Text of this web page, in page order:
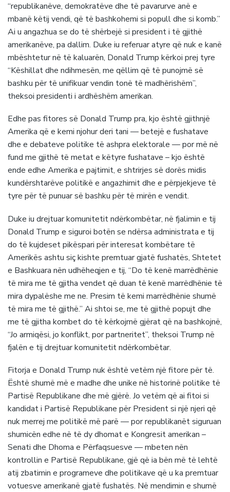
“republikanëve, demokratëve dhe të pavarurve anë e
mbanë këtij vendi, që të bashkohemi si popull dhe si komb.”
Ai u angazhua se do të shërbejë si president i të gjithë
amerikanëve, pa dallim. Duke iu referuar atyre që nuk e kanë
mbështetur në të kaluarën, Donald Trump kërkoi prej tyre
“Këshillat dhe ndihmesën, me qëllim që të punojmë së
bashku për të unifikuar vendin tonë të madhërishëm”,
theksoi presidenti i ardhëshëm amerikan.
Edhe pas fitores së Donald Trump pra, kjo është gjithnjë
Amerika që e kemi njohur deri tani — betejë e fushatave
dhe e debateve politike të ashpra elektorale — por më në
fund me gjithë të metat e këtyre fushatave – kjo është
ende edhe Amerika e pajtimit, e shtrirjes së dorës midis
kundërshtarëve politikë e angazhimit dhe e përpjekjeve të
tyre për të punuar së bashku për të mirën e vendit.
Duke iu drejtuar komunitetit ndërkombëtar, në fjalimin e tij
Donald Trump e siguroi botën se ndërsa administrata e tij
do të kujdeset pikëspari për interesat kombëtare të
Amerikës ashtu siç kishte premtuar gjatë fushatës, Shtetet
e Bashkuara nën udhëheqjen e tij, “Do të kenë marrëdhënie
të mira me të gjitha vendet që duan të kenë marrëdhënie të
mira dypalëshe me ne. Presim të kemi marrëdhënie shumë
të mira me të gjithë.” Ai shtoi se, me të gjithë popujt dhe
me të gjitha kombet do të kërkojmë gjërat që na bashkojnë,
“Jo armiqësi, jo konflikt, por partneritet”, theksoi Trump në
fjalën e tij drejtuar komunitetit ndërkombëtar.
Fitorja e Donald Trump nuk është vetëm një fitore për të.
Është shumë më e madhe dhe unike në historinë politike të
Partisë Republikane dhe më gjërë. Jo vetëm që ai fitoi si
kandidat i Partisë Republikane për President si një njeri që
nuk merrej me politikë më parë — por republikanët siguruan
shumicën edhe në të dy dhomat e Kongresit amerikan –
Senati dhe Dhoma e Përfaqsuesve — mbeten nën
kontrollin e Partisë Republikane, gjë që ia bën më të lehtë
atij zbatimin e programeve dhe politikave që u ka premtuar
votuesve amerikanë gjatë fushatës. Në mendimin e shumë